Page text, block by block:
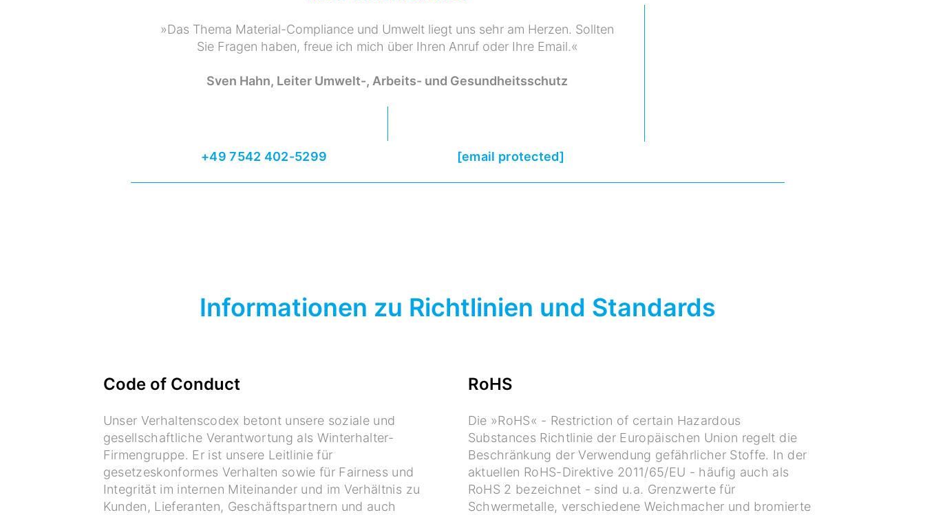
»Das Thema Material-Compliance und Umwelt liegt uns sehr am Herzen. Sollten
Sie Fragen haben, freue ich mich über Ihren Anruf oder Ihre Email.«
Sven Hahn, Leiter Umwelt-, Arbeits- und Gesundheitsschutz
+49 7542 402-5299 [email protected]
Informationen zu Richtlinien und Standards
Code of Conduct
Unser Verhaltenscodex betont unsere soziale und
gesellschaftliche Verantwortung als Winterhalter-
Firmengruppe. Er ist unsere Leitlinie für
gesetzeskonformes Verhalten sowie für Fairness und
Integrität im internen Miteinander und im Verhältnis zu
Kunden, Lieferanten, Geschäftspartnern und auch
RoHS
Die »RoHS« - Restriction of certain Hazardous
Substances Richtlinie der Europäischen Union regelt die
Beschränkung der Verwendung gefährlicher Stoffe. In der
aktuellen RoHS-Direktive 2011/65/EU - häufig auch als
RoHS 2 bezeichnet - sind u.a. Grenzwerte für
Schwermetalle, verschiedene Weichmacher und bromierte